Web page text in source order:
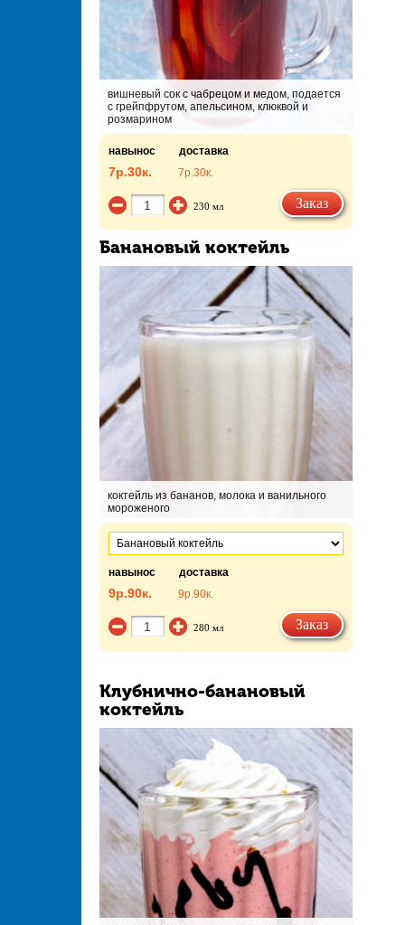
вишневый сок с чабрецом и медом, подается
с грейпфрутом, апельсином, клюквой и
розмарином
навынос доставка
7р.30к. 7р.30к.
230 мл Заказ
Банановый коктейль
коктейль из бананов, молока и ванильного
мороженого
навынос доставка
9р.90к. 9р.90к.
280 мл Заказ
Клубнично-банановый
коктейль